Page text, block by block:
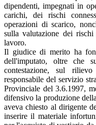
dipendenti, impegnati in
carichi, dei rischi
operazioni di scarico,
sulla valutazione dei
lavoro.
Il giudice di merito ha
dell'imputato, oltre che
contestazione, sul
responsabile del servizio
Provinciale del 3.6.1997,
difensivo la produzione
aveva chiesto al dirigente
inserire il materiale